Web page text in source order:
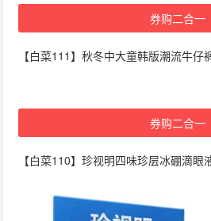
券购二合一
【白菜111】秋冬中大童韩版潮流牛
券购二合一
【白菜110】珍视明四味珍层冰硼滴